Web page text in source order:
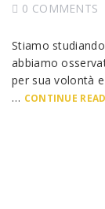
0 COMMENTS
Stiamo
abbiamo
per sua volontà
… CONTINUE